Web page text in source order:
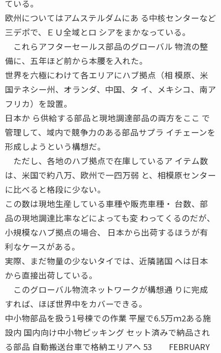
ている。
欧州についてはアムステルダムにあ る中核センターなど
三デポで、ＥＵ全域とロ シアをまかなっている。
これらアフターセールス部品のグローバル 物流の整
備に、五年ほど前から本腰を入れた。
世界を六極にわけて各エリアにハブ拠点（相 模原、米
国テネシー州、オランダ、中国、タ イ、メキシコ、南ア
フリカ）を設置。
日本か ら供給する部品と現地調達部品の両方をここ で
管理して、域内で競争力のある部品サプラ イチェーンを
形成しようという構想だ。
ただし、各地のハブ拠点で在庫しているア イテム数
は、米国で約八万、欧州で一四万弱 と、相模原センター
に比べると格段に少ない。
この数は現地生産している車種や販売車種・ 台数、部
品の現地調達比率などによっても変 わってくるのだが、
小規模なハブ拠点の場合、 日本から出荷するほうが有
利なケースがある。
実際、まだ物量の少ないタイでは、近隣諸国 へは日本
から直接出荷している。
このグローバル物流ネットワークが構想通 りに完成
すれば、ほぼ世界中をカバーできる。
中小物部品を扱う1号棟での作業 平屋で6.5万ｍ2ある施
設内 国内向け中小物ピッキング セット済みで納品され
る部品 自動搬送台車で格納エリアへ 53 FEBRUARY